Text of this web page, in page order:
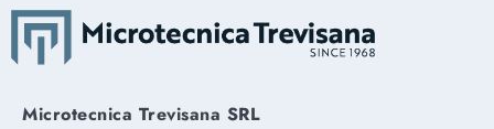
Microtecnica Trevisana SRL